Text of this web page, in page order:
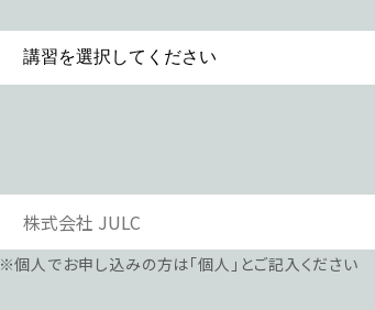
※個⼈でお申し込みの⽅は「個⼈」とご記⼊ください